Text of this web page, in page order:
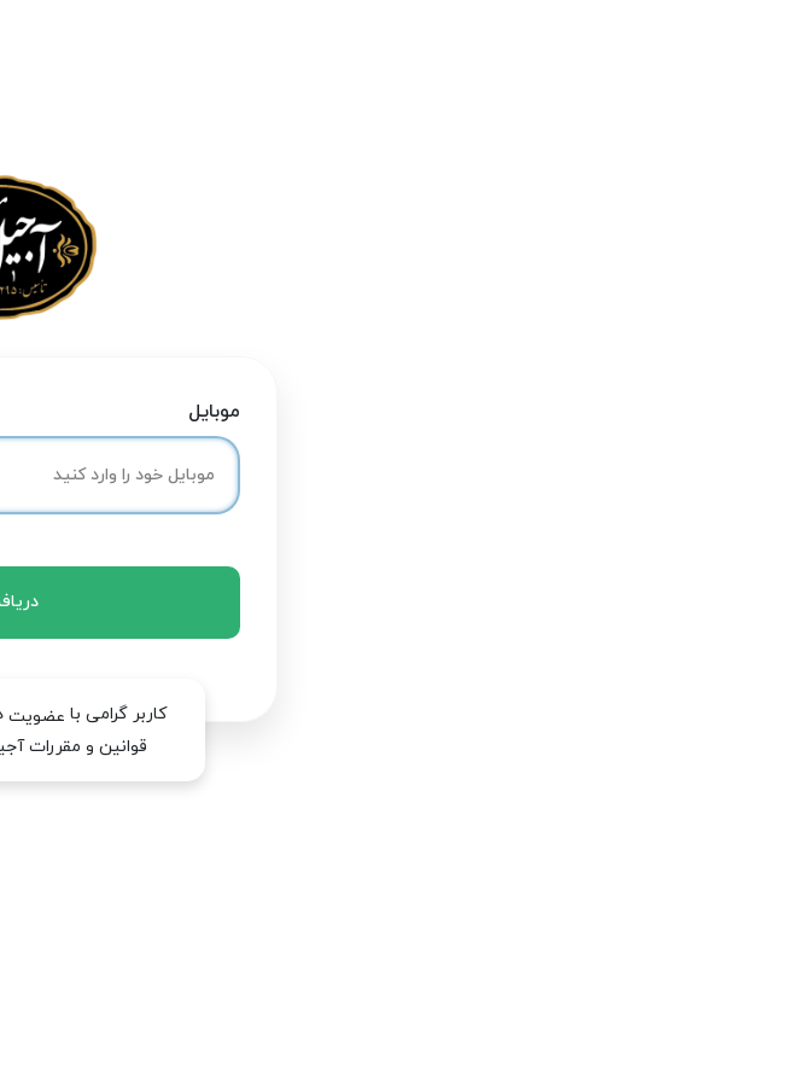
موبایل
کاربر گرامی با عضویت
قوانین و مقررات